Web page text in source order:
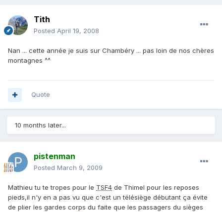
Tith
Posted April 19, 2008
Nan ... cette année je suis sur Chambéry ... pas loin de nos chères
montagnes ^^
Quote
10 months later...
pistenman
Posted March 9, 2009
Mathieu tu te tropes pour le TSF4 de Thimel pour les reposes
pieds,il n'y en a pas vu que c'est un télésiège débutant ça évite
de plier les gardes corps du faite que les passagers du sièges